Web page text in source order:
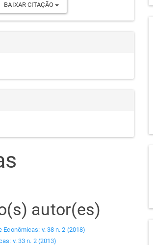
BAIXAR CITAÇÃO
autor(es)
Econômicas: v. 38 n. 2 (2018)
v. 33 n. 2 (2013)